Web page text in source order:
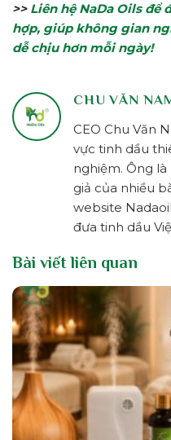
>> Liên hệ NaDa Oils
hợp, giúp không gian
dễ chịu hơn mỗi ngày!
CHU VĂN
CEO Chu Văn
vực tinh dầu
nghiệm. Ông là
giả của nhiều
website
đưa tinh dầu
Bài viết liên quan